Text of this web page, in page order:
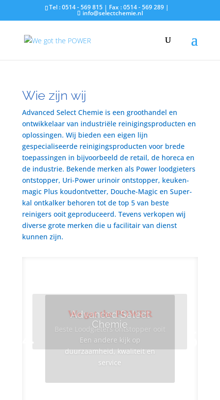
Tel : 0514 - 569 815 | Fax : 0514 - 569 289 |
info@selectchemie.nl
Wie zijn wij
Advanced Select Chemie is een groothandel en
ontwikkelaar van industriële reinigingsproducten en
oplossingen. Wij bieden een eigen lijn
gespecialiseerde reinigingsproducten voor brede
toepassingen in bijvoorbeeld de retail, de horeca en
de industrie. Bekende merken als Power loodgieters
ontstopper, Uri-Power urinoir ontstopper, keuken-
magic Plus koudontvetter, Douche-Magic en Super-
kal ontkalker behoren tot de top 5 van beste
reinigers ooit geproduceerd. Tevens verkopen wij
diverse grote merken die u facilitair van dienst
kunnen zijn.
Advanced Select
Chemie
Een andere kijk op
duurzaamheid, kwaliteit en
service
We got the POWER
Beste Loodgieters ontstopper ooit